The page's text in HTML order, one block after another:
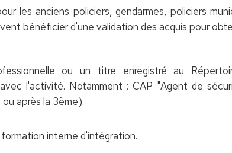
les anciens policiers, gendarmes, policiers
bénéficier d'une validation des acquis pour
ou un titre enregistré au
l'activité. Notamment : CAP "Agent de
après la 3ème).
interne d'intégration.